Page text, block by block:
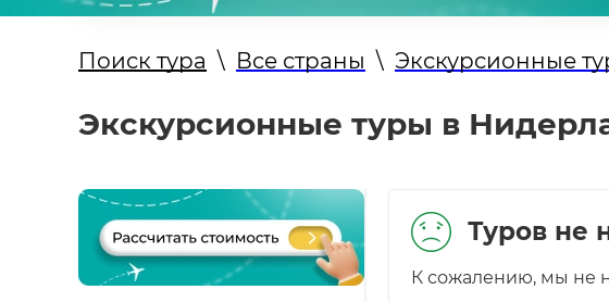
Поиск тура \ Все страны \ Экскурсионные
Экскурсионные туры в
Туров не
К сожалению, мы не